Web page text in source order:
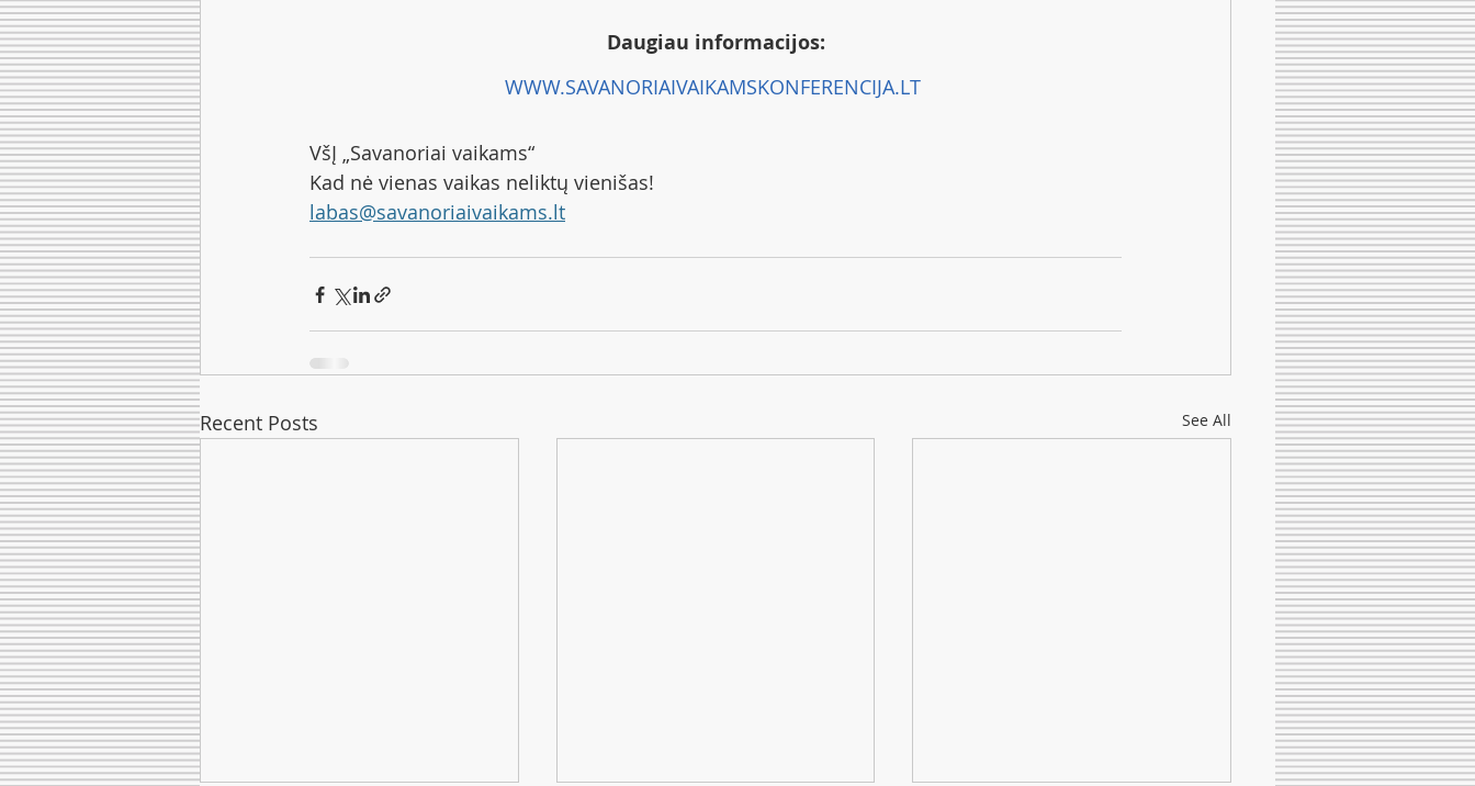
Daugiau informacijos:
WWW.SAVANORIAIVAIKAMSKONFERENCIJA.LT
VšĮ „Savanoriai vaikams“
Kad nė vienas vaikas neliktų vienišas!
labas@savanoriaivaikams.lt
Recent Posts See All